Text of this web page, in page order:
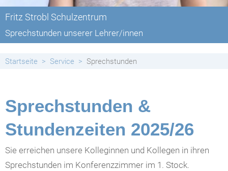
Fritz Strobl Schulzentrum
Sprechstunden unserer Lehrer/innen
Startseite Service Sprechstunden
Sprechstunden &
Stundenzeiten 2025/26
Sie erreichen unsere Kolleginnen und Kollegen in ihren
Sprechstunden im Konferenzzimmer im 1. Stock.